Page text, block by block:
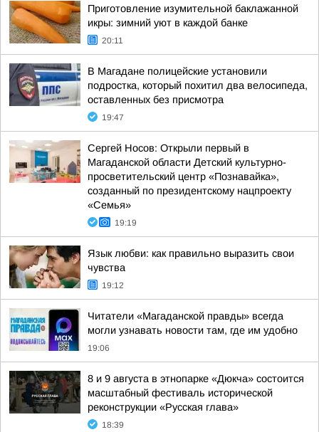
Приготовление изумительной баклажанной
икры: зимний уют в каждой банке
20:11
В Магадане полицейские установили
подростка, который похитил два велосипеда,
оставленных без присмотра
19:47
Сергей Носов: Открыли первый в
Магаданской области Детский культурно-
просветительский центр «Познавайка»,
созданный по президентскому нацпроекту
«Семья»
19:19
Язык любви: как правильно выразить свои
чувства
19:12
Читатели «Магаданской правды» всегда
могли узнавать новости там, где им удобно
19:06
8 и 9 августа в этнопарке «Дюкча» состоится
масштабный фестиваль исторической
реконструкции «Русская глава»
18:39